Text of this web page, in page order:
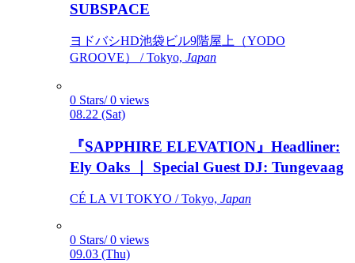
SUBSPACE
ヨドバシHD池袋ビル9階屋上（YODO
GROOVE） / Tokyo, Japan
0 Stars/ 0 views
08.22 (Sat)
『SAPPHIRE ELEVATION』Headliner:
Ely Oaks ｜ Special Guest DJ: Tungevaag
CÉ LA VI TOKYO / Tokyo, Japan
0 Stars/ 0 views
09.03 (Thu)